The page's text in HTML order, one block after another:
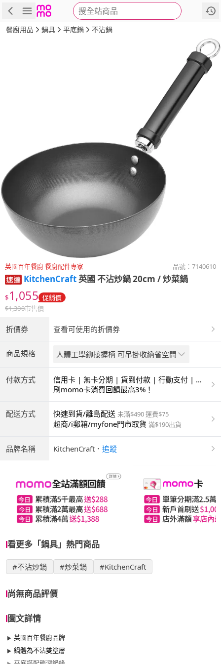
搜全站商品
商品 評價 詳情
餐廚用品 鍋具 平底鍋 不沾鍋
英國百年餐廚 餐廚配件專家 品號： 7140610
KitchenCraft英國 不沾炒鍋 20cm / 炒菜鍋
$1,055 促銷價
$1,300市售價
折價券 查看可使用的折價券
商品規格 人體工學鉚接握柄 可吊掛收納省空間
付款方式
信用卡 | 無卡分期 | 貨到付款 | 行動支付 | 超
商付款 | ATM | 銀聯卡
刷momo卡消費回饋最高3%！
配送方式 快速到貨/離島配送 未滿$490 運費$75
超商/i郵箱/myfone門市取貨 滿$190出貨
品牌名稱 KitchenCraft ． 追蹤
看更多「鍋具」熱門商品
#不沾炒鍋 #炒菜鍋 #KitchenCraft
尚無商品評價
圖文詳情
英國百年餐廚品牌
鍋體為不沾雙塗層